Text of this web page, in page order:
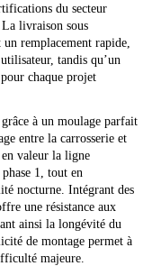
du secteur
livraison sous
remplacement rapide,
tandis qu’un
chaque projet
à un moulage parfait
entre la carrosserie et
valeur la ligne
1, tout en
nocturne. Intégrant des
une résistance aux
ainsi la longévité du
de montage permet à
majeure.